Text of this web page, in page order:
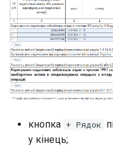
кнопка + Рядок
у кінець;